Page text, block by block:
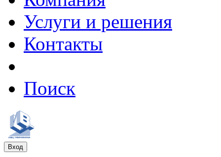
Услуги и решения
Контакты
Поиск
Вход